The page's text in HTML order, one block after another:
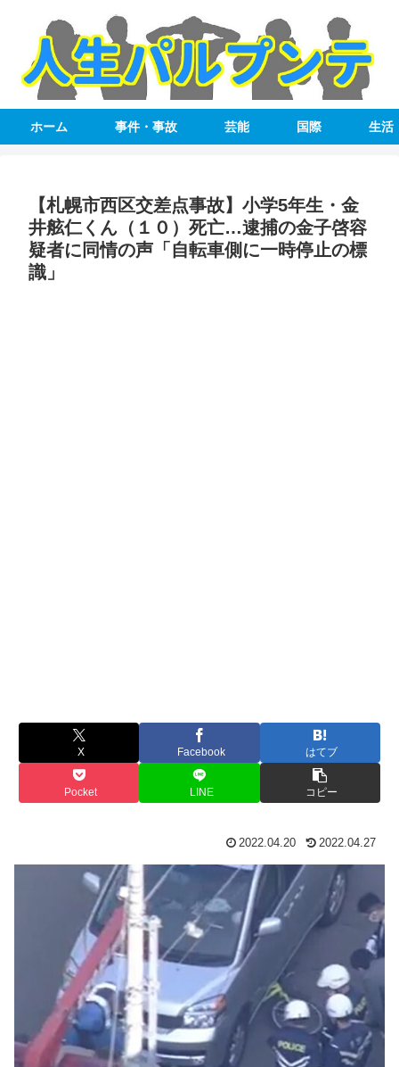
ホーム 事件・事故 芸能 国際 生活
【札幌市西区交差点事故】小学5年生・金
井舷仁くん（１０）死亡…逮捕の金子啓容
疑者に同情の声「自転車側に一時停止の標
識」
X Facebook はてブ
Pocket LINE コピー
2022.04.20 2022.04.27